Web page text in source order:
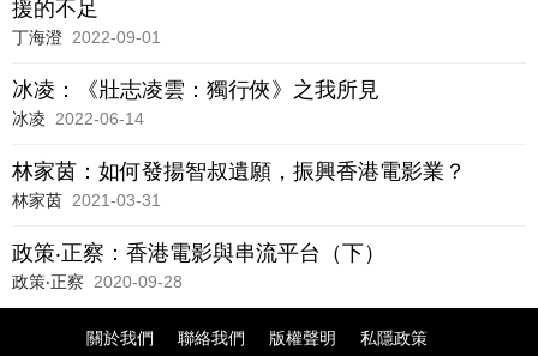
援的不足
丁海澄 2022-09-01
冰凌：《壯志凌雲：獨行俠》之我所見
冰凌 2022-06-14
林家茵：如何發揚智叔遺願，振興香港電影業？
林家茵 2021-03-31
政策‧正察：香港電影與串流平台（下）
政策‧正察 2020-09-28
關於我們 聯絡我們 版權聲明 私隱政策